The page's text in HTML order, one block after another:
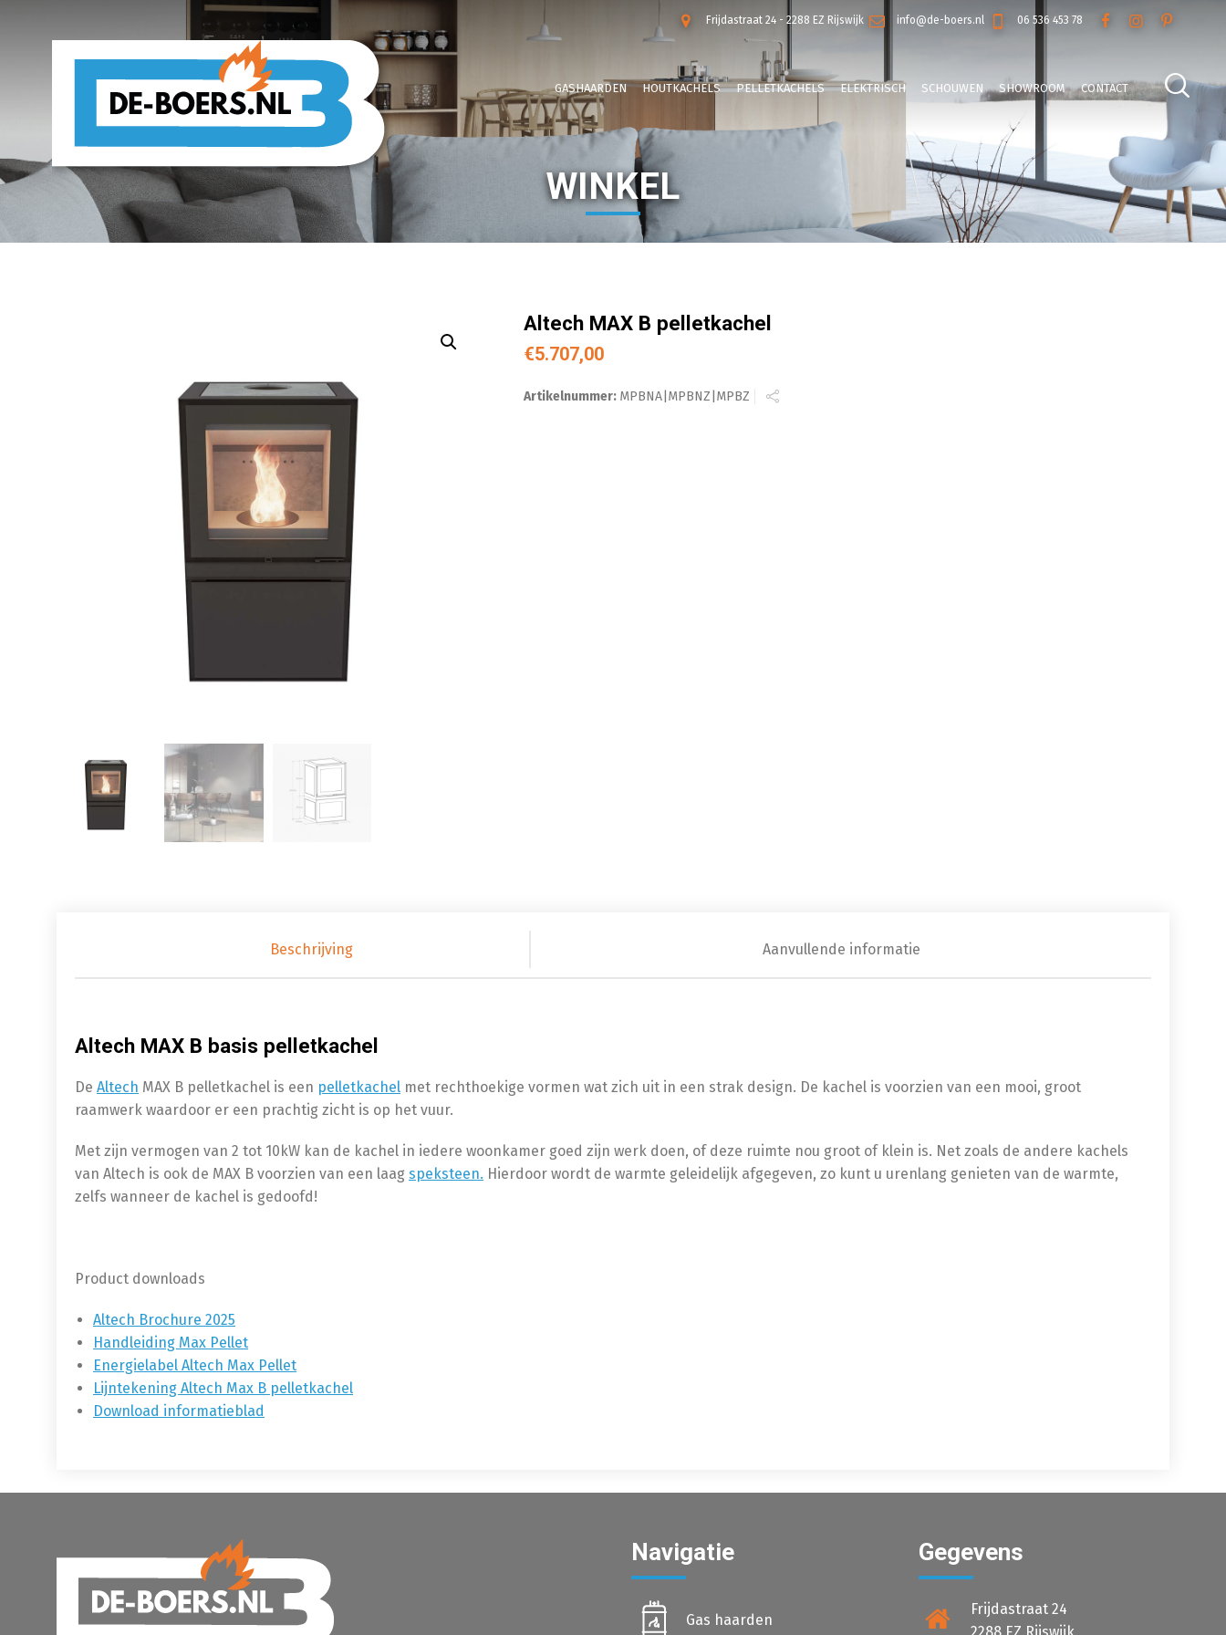
Frijdastraat 24 - 2288 EZ Rijswijk info@de-boers.nl 06 536 453 78
De Boers Verwarmingsspecialist GASHAARDEN HOUTKACHELS PELLETKACHELS ELEKTRISCH SCHOUWEN SHOWROOM CONTACT
WINKEL
Altech MAX B pelletkachel
€5.707,00
Artikelnummer: MPBNA|MPBNZ|MPBZ
Beschrijving Aanvullende informatie
Altech MAX B basis pelletkachel
De Altech MAX B pelletkachel is een pelletkachel met rechthoekige vormen wat zich uit in een strak design. De kachel is voorzien van een mooi, groot
raamwerk waardoor er een prachtig zicht is op het vuur.
Met zijn vermogen van 2 tot 10kW kan de kachel in iedere woonkamer goed zijn werk doen, of deze ruimte nou groot of klein is. Net zoals de andere kachels
van Altech is ook de MAX B voorzien van een laag speksteen. Hierdoor wordt de warmte geleidelijk afgegeven, zo kunt u urenlang genieten van de warmte,
zelfs wanneer de kachel is gedoofd!
Product downloads
Altech Brochure 2025
Handleiding Max Pellet
Energielabel Altech Max Pellet
Lijntekening Altech Max B pelletkachel
Download informatieblad
Navigatie
Gas haarden
Gegevens
Frijdastraat 24